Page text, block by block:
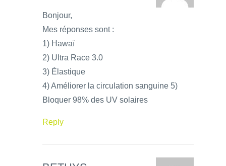
Bonjour,
Mes réponses sont :
1) Hawaï
2) Ultra Race 3.0
3) Élastique
4) Améliorer la circulation sanguine 5)
Bloquer 98% des UV solaires
Reply